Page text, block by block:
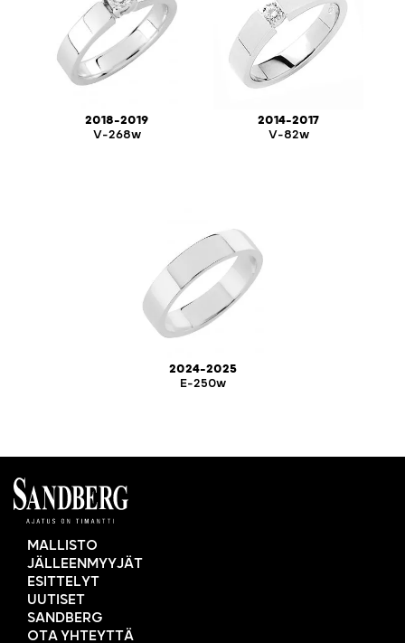
2018-2019
V-268w
2014-2017
V-82w
2024-2025
E-250w
MALLISTO
JÄLLEENMYYJÄT
ESITTELYT
UUTISET
SANDBERG
OTA YHTEYTTÄ